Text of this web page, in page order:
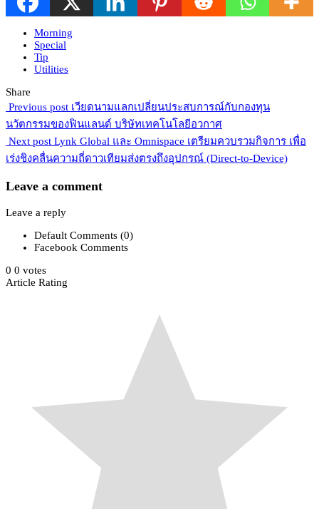
Morning
Special
Tip
Utilities
Share
Previous post เวียดนามแลกเปลี่ยนประสบการณ์กับกองทุน
นวัตกรรมของฟินแลนด์ บริษัทเทคโนโลยีอวกาศ
Next post Lynk Global และ Omnispace เตรียมควบรวมกิจการ เพื่อ
เร่งชิงคลื่นความถี่ดาวเทียมส่งตรงถึงอุปกรณ์ (Direct-to-Device)
Leave a comment
Leave a reply
Default Comments (0)
Facebook Comments
0 0 votes
Article Rating